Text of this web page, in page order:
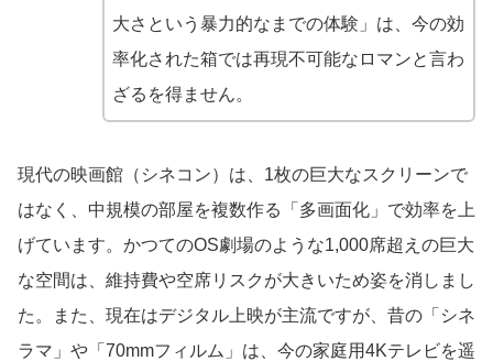
大さという暴力的なまでの体験」は、今の効
率化された箱では再現不可能なロマンと言わ
ざるを得ません。
現代の映画館（シネコン）は、1枚の巨大なスクリーンで
はなく、中規模の部屋を複数作る「多画面化」で効率を上
げています。かつてのOS劇場のような1,000席超えの巨大
な空間は、維持費や空席リスクが大きいため姿を消しまし
た。また、現在はデジタル上映が主流ですが、昔の「シネ
ラマ」や「70mmフィルム」は、今の家庭用4Kテレビを遥